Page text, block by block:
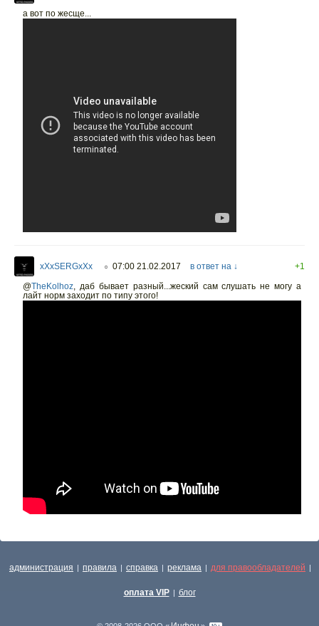
а вот по жесще...
xXxSERGxXx ○ 07:00 21.02.2017 в ответ на ↓
+1
@TheKolhoz
даб бывает разный...жеский сам слушать не могу а
лайт норм заходит по типу этого!
администрация | правила | справка | реклама | для правообладателей |
оплата VIP | блог